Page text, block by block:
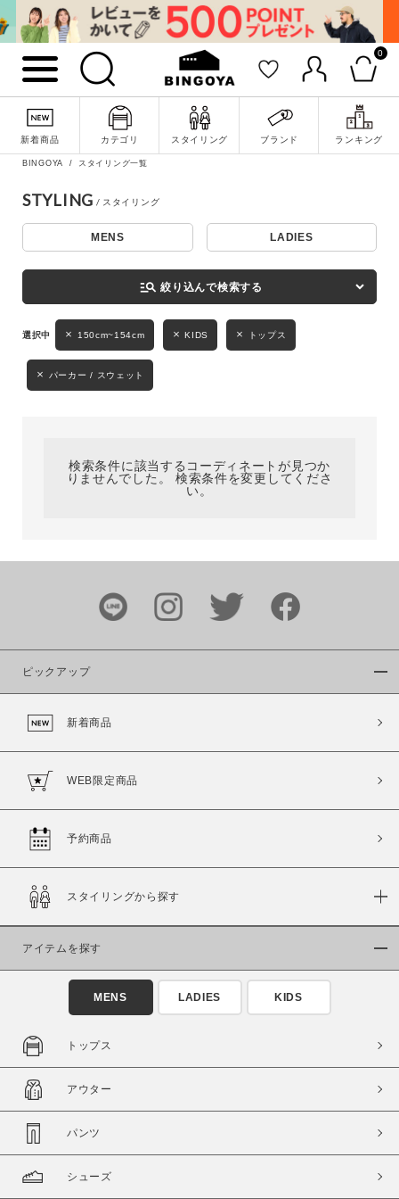
0
新着商品 カテゴリ スタイリング ブランド ランキング
詳細検索
キーワード
性別
MENS LADIES
ブランド
カラー
商品タイプ
通常商品
セール価格 WEB限定
在庫
在庫あり
BINGOYA スタイリング一覧
STYLING
MENS LADIES
manage_search 絞り込んで検索する
150cm~154cm KIDS トップス
パーカー / スウェット
検索条件に該当するコーディネートが見つか
りませんでした。 検索条件を変更してくださ
い。
ピックアップ
新着商品
WEB限定商品
予約商品
スタイリングから探す
アイテムを探す
MENS LADIES KIDS
トップス
アウター
パンツ
シューズ